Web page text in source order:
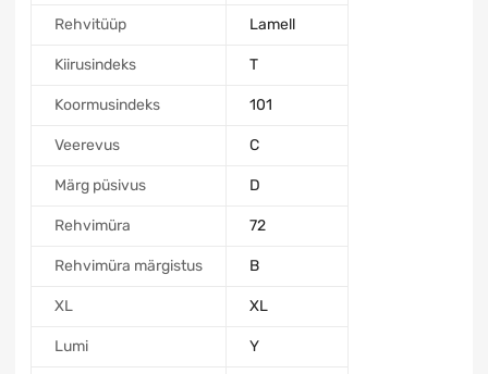
Rehvitüüp Lamell
Kiirusindeks T
Koormusindeks 101
Veerevus C
Märg püsivus D
Rehvimüra 72
Rehvimüra märgistus B
XL XL
Lumi Y